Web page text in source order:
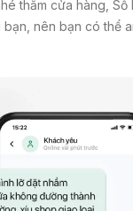
thăm cửa hàng, Sổ
nên bạn có thể